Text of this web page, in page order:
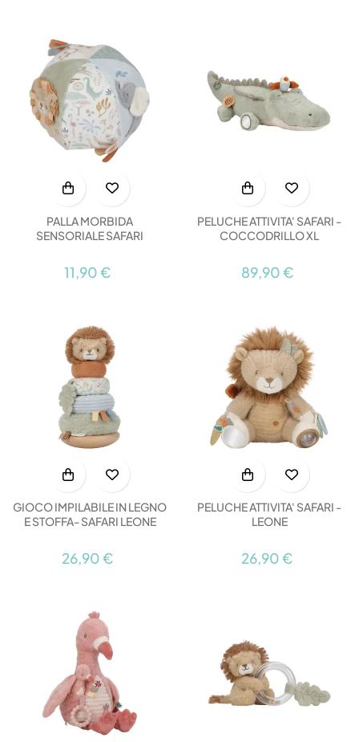
PALLA MORBIDA
SENSORIALE SAFARI
11,90 €
PELUCHE ATTIVITA' SAFARI -
COCCODRILLO XL
89,90 €
GIOCO IMPILABILE IN LEGNO
E STOFFA- SAFARI LEONE
26,90 €
PELUCHE ATTIVITA' SAFARI -
LEONE
26,90 €